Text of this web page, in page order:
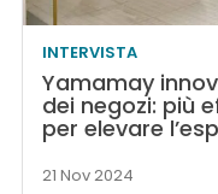
INTERVISTA
Yamamay
dei negozi: più
per elevare
21 Nov 2024